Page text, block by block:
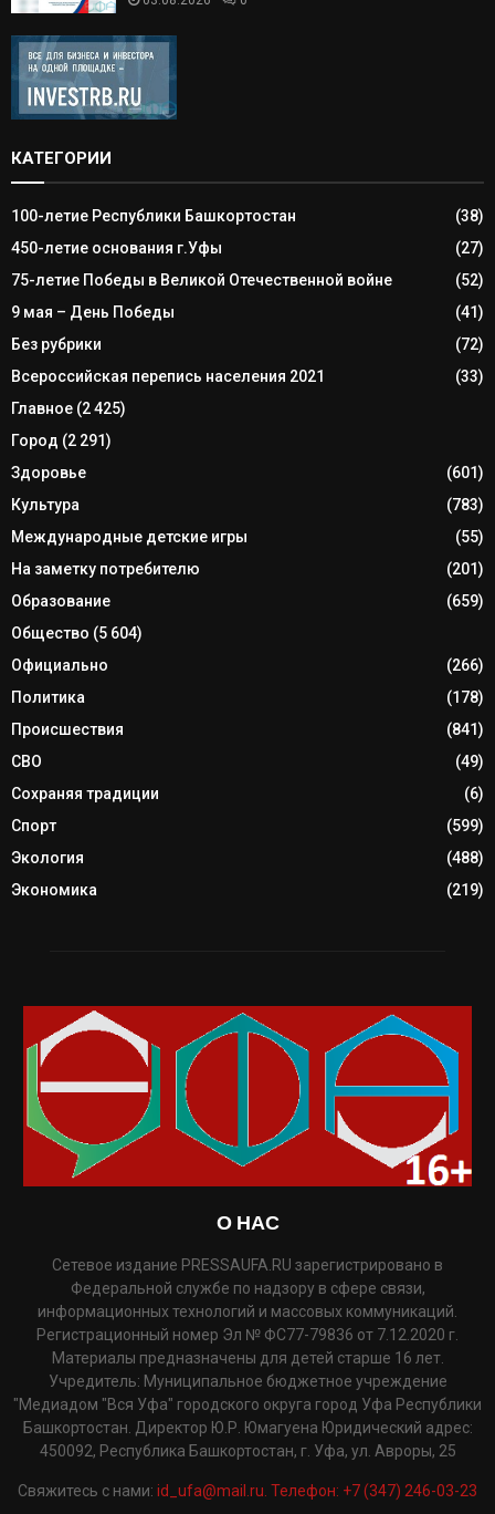
КАТЕГОРИИ
100-летие Республики Башкортостан
(38)
450-летие основания г.Уфы
(27)
75-летие Победы в Великой Отечественной войне
(52)
9 мая – День Победы
(41)
Без рубрики
(72)
Всероссийская перепись населения 2021
(33)
Главное (2 425)
Город (2 291)
Здоровье
(601)
Культура
(783)
Международные детские игры
(55)
На заметку потребителю
(201)
Образование
(659)
Общество (5 604)
Официально
(266)
Политика
(178)
Происшествия
(841)
СВО
(49)
Сохраняя традиции
(6)
Спорт
(599)
Экология
(488)
Экономика
(219)
О НАС
Сетевое издание PRESSAUFA.RU зарегистрировано в
Федеральной службе по надзору в сфере связи,
информационных технологий и массовых коммуникаций.
Регистрационный номер Эл № ФС77-79836 от 7.12.2020 г.
Материалы предназначены для детей старше 16 лет.
Учредитель: Муниципальное бюджетное учреждение
"Медиадом "Вся Уфа" городского округа город Уфа Республики
Башкортостан. Директор Ю.Р. Юмагуена Юридический адрес:
450092, Республика Башкортостан, г. Уфа, ул. Авроры, 25
Свяжитесь с нами: id_ufa@mail.ru. Телефон: +7 (347) 246-03-23